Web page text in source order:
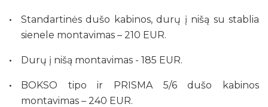
Standartinės dušo kabinos, durų į nišą su stablia
sienele montavimas – 210 EUR.
Durų į nišą montavimas - 185 EUR.
BOKSO tipo ir PRISMA 5/6 dušo kabinos
montavimas – 240 EUR.